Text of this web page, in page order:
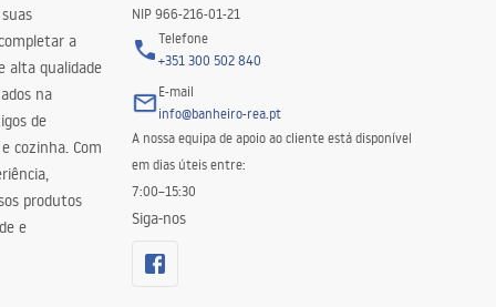
a
alta qualidade
na
de
cozinha. Com
produtos
e
NIP 966-216-01-21
Telefone
+351 300 502 840
E-mail
info@banheiro-rea.pt
A nossa equipa de apoio ao cliente está disponível
em dias úteis entre:
7:00–15:30
Siga-nos